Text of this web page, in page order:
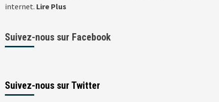
internet. Lire Plus
Suivez-nous sur Facebook
Suivez-nous sur Twitter